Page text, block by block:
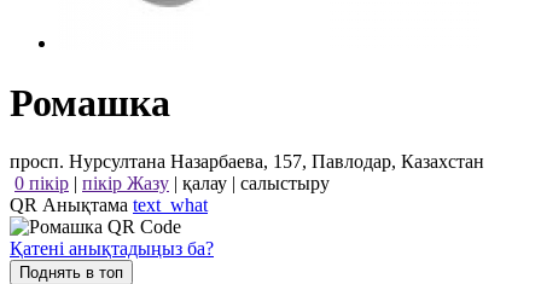
Ромашка
просп. Нурсултана Назарбаева, 157, Павлодар, Казахстан
0 пікір | пікір Жазу | қалау | салыстыру
QR Анықтама text_what
Қатені анықтадыңыз ба?
Поднять в топ